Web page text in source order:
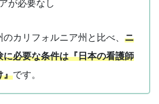
が必要なし
カリフォルニア州と比べ、 ニ
に必要な条件は『日本の看護師
』です。